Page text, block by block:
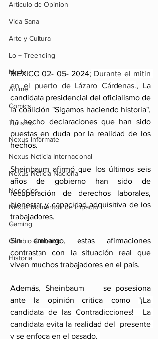
Articulo de Opinion
Vida Sana
Arte y Cultura
Lo + Treending
Moda
Anime
Comics
Turismo
Nexus Infórmate
Nexus Noticia Internacional
Nexus Noticia Nacional
Negocios
Nexus Momentos de Impacto
Gaming
Cambio Climatico
Historia
MEXICO 02- 05- 2024; Durante el mitin
en el puerto de Lázaro Cárdenas., La
candidata presidencial del oficialismo de
la coalición "Sigamos haciendo historia",
ha hecho declaraciones que han sido
puestas en duda por la realidad de los
hechos.
Sheinbaum afirmó que los últimos seis
años de gobierno han sido de
recuperación de derechos laborales,
bienestar y capacidad adquisitiva de los
trabajadores.
Sin embargo, estas afirmaciones
contrastan con la situación real que
viven muchos trabajadores en el país.
Además, Sheinbaum    se posesiona
ante la opinión critica como "¡La
candidata de las Contradicciones!  La
candidata evita la realidad del  presente
y se enfoca en el pasado.